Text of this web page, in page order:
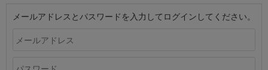
メールアドレスとパスワードを入力してログインしてください。